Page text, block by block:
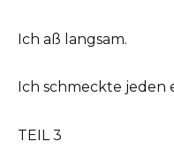
Ich aß langsam.
Ich schmeckte jeden
TEIL 3